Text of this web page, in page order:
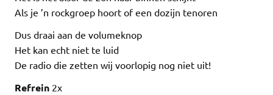
Als je ’n rockgroep hoort of een dozijn tenoren
Dus draai aan de volumeknop
Het kan echt niet te luid
De radio die zetten wij voorlopig nog niet uit!
Refrein 2x